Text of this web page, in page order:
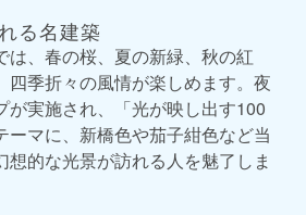
る名建築
は、春の桜、夏の新緑、秋の紅
四季折々の風情が楽しめます。夜
が実施され、「光が映し出す100
ーマに、新橋色や茄子紺色など当
想的な光景が訪れる人を魅了しま